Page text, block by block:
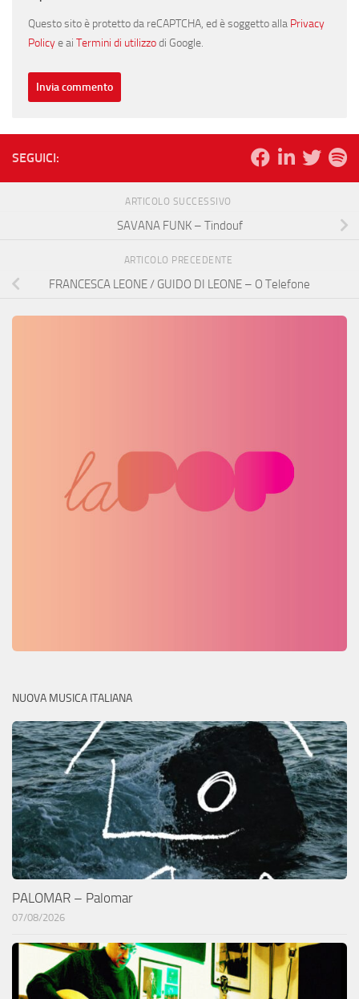
Questo sito è protetto da reCAPTCHA, ed è soggetto alla Privacy
Policye ai Termini di utilizzodi Google.
SEGUICI:
ARTICOLO SUCCESSIVO
SAVANA FUNK – Tindouf
ARTICOLO PRECEDENTE
FRANCESCA LEONE / GUIDO DI LEONE – O Telefone
NUOVA MUSICA ITALIANA
PALOMAR – Palomar
07/08/2026